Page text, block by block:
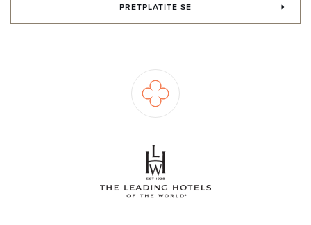
PRETPLATITE SE